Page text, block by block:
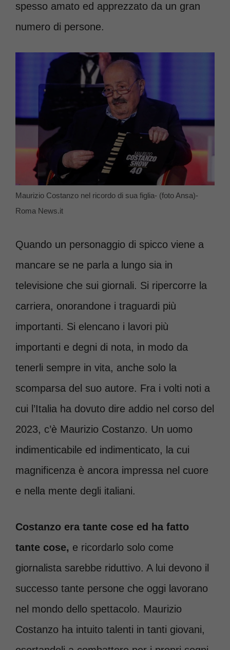
spesso amato ed apprezzato da un gran
numero di persone.
Maurizio Costanzo nel ricordo di sua figlia- (foto Ansa)-
Roma News.it
Quando un personaggio di spicco viene a
mancare se ne parla a lungo sia in
televisione che sui giornali. Si ripercorre la
carriera, onorandone i traguardi più
importanti. Si elencano i lavori più
importanti e degni di nota, in modo da
tenerli sempre in vita, anche solo la
scomparsa del suo autore. Fra i volti noti a
cui l’Italia ha dovuto dire addio nel corso del
2023, c’è Maurizio Costanzo. Un uomo
indimenticabile ed indimenticato, la cui
magnificenza è ancora impressa nel cuore
e nella mente degli italiani.
Costanzo era tante cose ed ha fatto
tante cose, e ricordarlo solo come
giornalista sarebbe riduttivo. A lui devono il
successo tante persone che oggi lavorano
nel mondo dello spettacolo. Maurizio
Costanzo ha intuito talenti in tanti giovani,